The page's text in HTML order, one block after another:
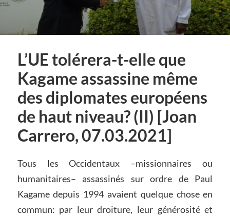
L’UE tolérera-t-elle que
Kagame assassine même
des diplomates européens
de haut niveau? (II) [Joan
Carrero, 07.03.2021]
Tous les Occidentaux –missionnaires ou
humanitaires– assassinés sur ordre de Paul
Kagame depuis 1994 avaient quelque chose en
commun: par leur droiture, leur générosité et